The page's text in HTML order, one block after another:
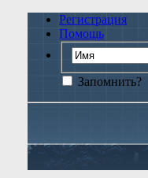
Регистрация
Помощь
Запомнить?